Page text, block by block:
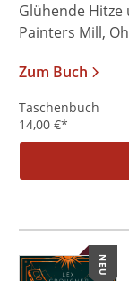
Glühende
Painters Mill,
Zum Buch
Taschenbuch
14,00 €*
NEU